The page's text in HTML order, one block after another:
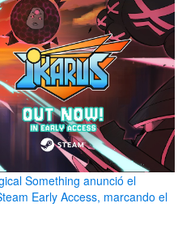
Something anunció el
Early Access, marcando el